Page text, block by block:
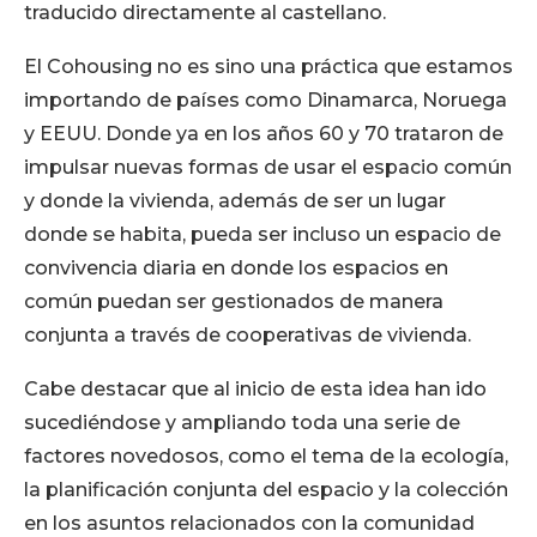
traducido directamente al castellano.
El Cohousing no es sino una práctica que estamos
importando de países como Dinamarca, Noruega
y EEUU. Donde ya en los años 60 y 70 trataron de
impulsar nuevas formas de usar el espacio común
y donde la vivienda, además de ser un lugar
donde se habita, pueda ser incluso un espacio de
convivencia diaria en donde los espacios en
común puedan ser gestionados de manera
conjunta a través de cooperativas de vivienda.
Cabe destacar que al inicio de esta idea han ido
sucediéndose y ampliando toda una serie de
factores novedosos, como el tema de la ecología,
la planificación conjunta del espacio y la colección
en los asuntos relacionados con la comunidad